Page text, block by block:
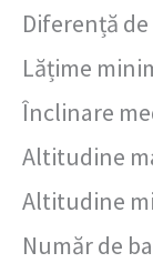
Diferență
Lățime
Înclinare
Altitudine
Altitudine
Număr de